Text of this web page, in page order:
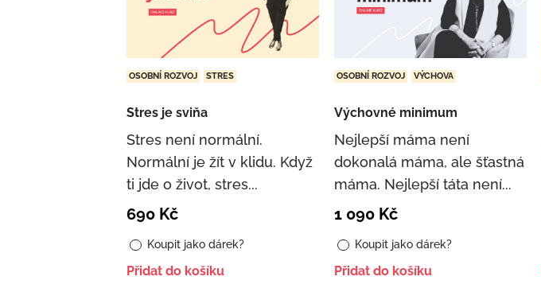
OSOBNÍ ROZVOJ STRES
Stres je sviňa
Stres není normální.
Normální je žít v klidu. Když
ti jde o život, stres...
690 Kč
Koupit jako dárek?
Přidat do košíku
OSOBNÍ ROZVOJ VÝCHOVA
Výchovné minimum
Nejlepší máma není
dokonalá máma, ale šťastná
máma. Nejlepší táta není...
1 090 Kč
Koupit jako dárek?
Přidat do košíku